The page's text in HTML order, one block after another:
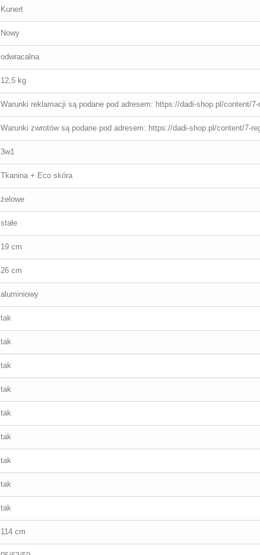
Kunert
Nowy
odwracalna
12,5 kg
Warunki reklamacji są podane pod adresem: https://dadi-shop.pl/content/7-
Warunki zwrotów są podane pod adresem: https://dadi-shop.pl/content/7-
3w1
Tkanina + Eco skóra
żelowe
stałe
19 cm
26 cm
aluminiowy
tak
tak
tak
tak
tak
tak
tak
tak
tak
114 cm